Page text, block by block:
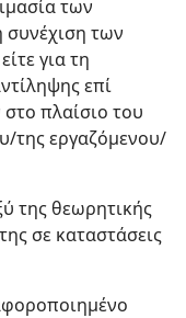
των
συνέχιση των
για τη
επί
πλαίσιο του
της εργαζόμενου/
της θεωρητικής
σε καταστάσεις